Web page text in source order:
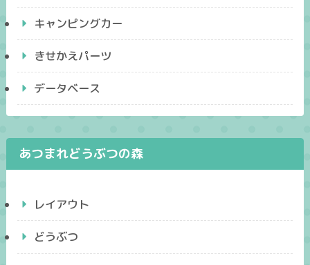
キャンピングカー
きせかえパーツ
データベース
あつまれどうぶつの森
レイアウト
どうぶつ